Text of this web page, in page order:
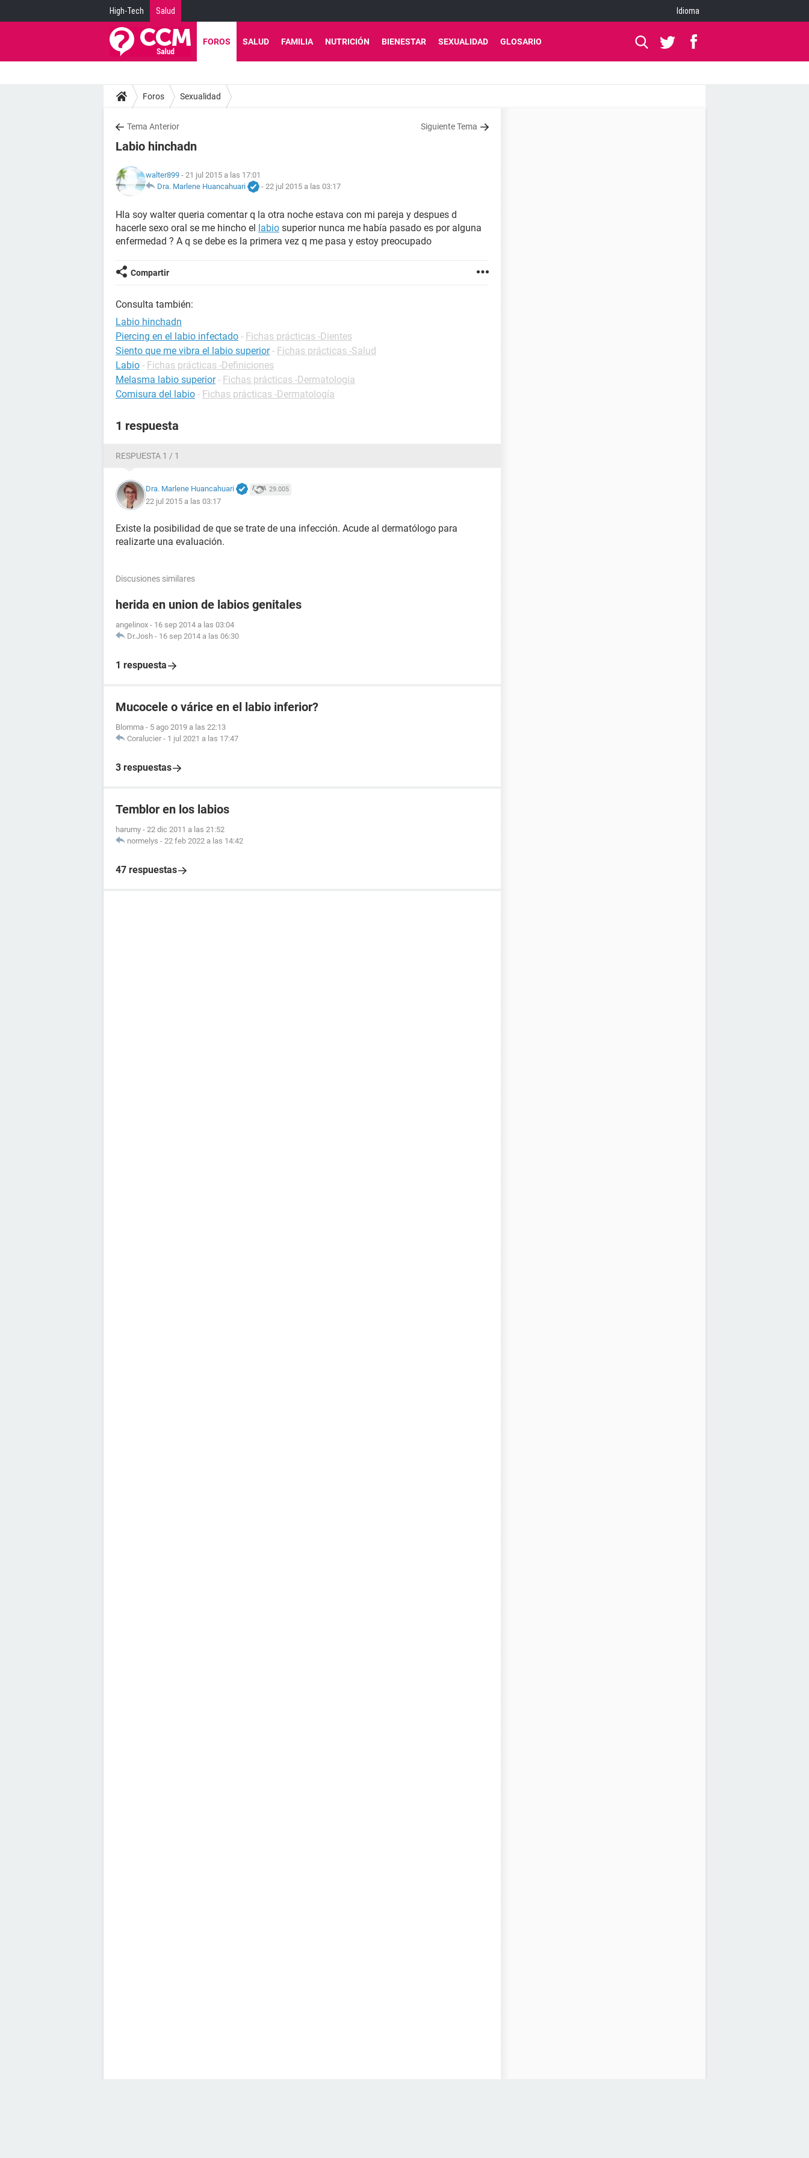
High-Tech Salud Idioma
FOROS SALUD FAMILIA NUTRICIÓN BIENESTAR SEXUALIDAD GLOSARIO
Foros Sexualidad
Tema Anterior Siguiente Tema
Labio hinchadn
walter899 - 21 jul 2015 a las 17:01
Dra. Marlene Huancahuari
- 22 jul 2015 a las 03:17
Hla soy walter queria comentar q la otra noche estava con mi pareja y despues d
hacerle sexo oral se me hincho el labio superior nunca me había pasado es por alguna
enfermedad ? A q se debe es la primera vez q me pasa y estoy preocupado
Compartir
Consulta también:
Labio hinchadn
Piercing en el labio infectado - Fichas prácticas -Dientes
Siento que me vibra el labio superior - Fichas prácticas -Salud
Labio - Fichas prácticas -Definiciones
Melasma labio superior - Fichas prácticas -Dermatología
Comisura del labio - Fichas prácticas -Dermatología
1 respuesta
RESPUESTA 1 / 1
Dra. Marlene Huancahuari 29.005
22 jul 2015 a las 03:17
Existe la posibilidad de que se trate de una infección. Acude al dermatólogo para
realizarte una evaluación.
Discusiones similares
herida en union de labios genitales
angelinox - 16 sep 2014 a las 03:04
Dr.Josh - 16 sep 2014 a las 06:30
1 respuesta
Mucocele o várice en el labio inferior?
Blomma - 5 ago 2019 a las 22:13
Coralucier - 1 jul 2021 a las 17:47
3 respuestas
Temblor en los labios
harumy - 22 dic 2011 a las 21:52
normelys - 22 feb 2022 a las 14:42
47 respuestas